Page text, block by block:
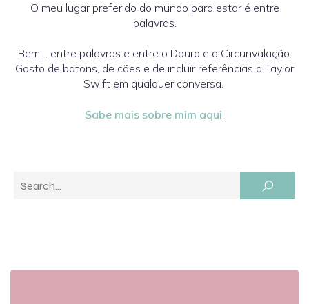
O meu lugar preferido do mundo para estar é entre
palavras.
Bem… entre palavras e entre o Douro e a Circunvalação.
Gosto de batons, de cães e de incluir referências a Taylor
Swift em qualquer conversa.
Sabe mais sobre mim aqui.